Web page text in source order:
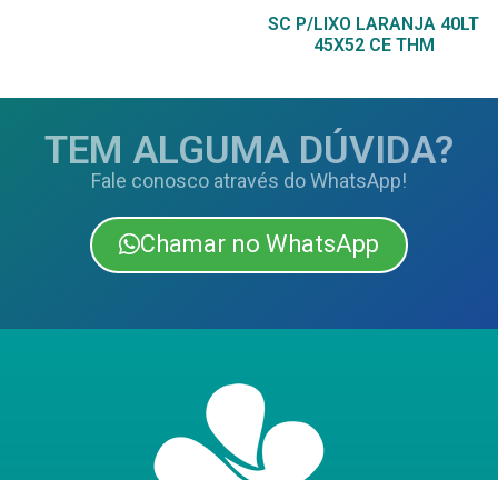
SC P/LIXO LARANJA 40LT
45X52 CE THM
TEM ALGUMA DÚVIDA?
Fale conosco através do WhatsApp!
Chamar no WhatsApp